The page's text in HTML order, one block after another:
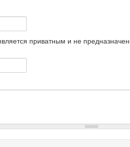
приватным и не